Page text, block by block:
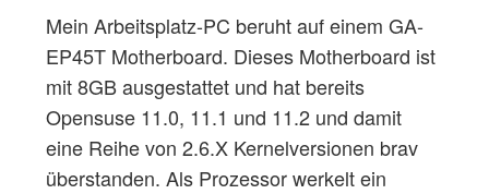
Mein Arbeitsplatz-PC beruht auf einem GA-
EP45T Motherboard. Dieses Motherboard ist
mit 8GB ausgestattet und hat bereits
Opensuse 11.0, 11.1 und 11.2 und damit
eine Reihe von 2.6.X Kernelversionen brav
überstanden. Als Prozessor werkelt ein